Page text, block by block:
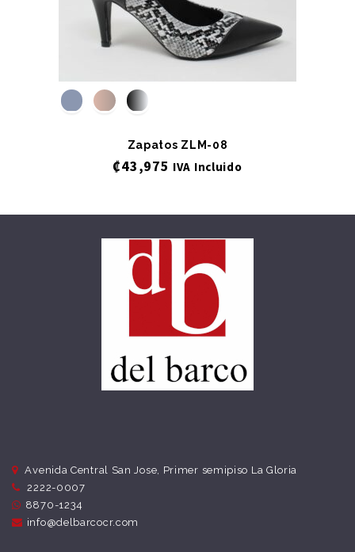
Zapatos ZLM-08
₡43,975 IVA Incluido
Avenida Central San Jose, Primer semipiso La Gloria
2222-0007
8870-1234
info@delbarcocr.com